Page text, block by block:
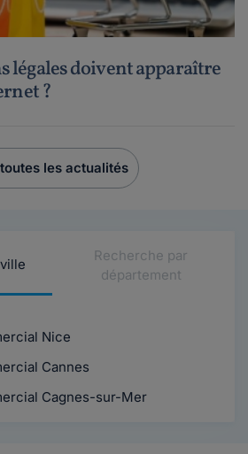
légales doivent apparaître
?
les actualités
Recherche par
département
Nice
Cannes
Cagnes-sur-Mer